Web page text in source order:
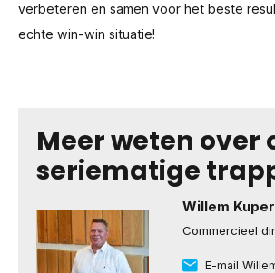
verbeteren en samen voor het beste
echte win-win situatie!
Meer weten over
seriematige
Willem
Commercieel
E-mail